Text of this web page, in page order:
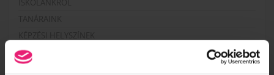
ISKOLÁNK KÉPEKBEN